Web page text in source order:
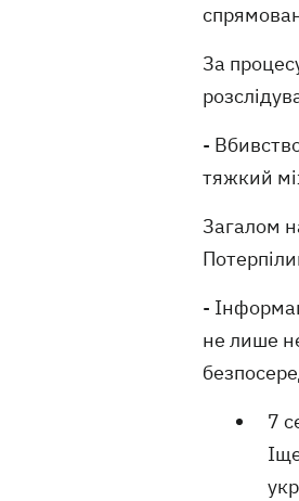
За
-
тяжкий
Загалом
-
не лише
7